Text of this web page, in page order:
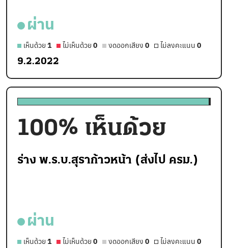
ผ่าน
เห็นด้วย 1 ไม่เห็นด้วย 0 งดออกเสียง 0 ไม่ลงคะแนน 0
9.2.2022
100% เห็นด้วย
ร่าง พ.ร.บ.สุราก้าวหน้า (ส่งไป ครม.)
ผ่าน
เห็นด้วย 1 ไม่เห็นด้วย 0 งดออกเสียง 0 ไม่ลงคะแนน 0